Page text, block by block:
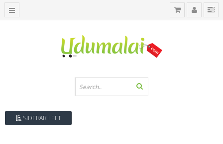
SIDEBAR LEFT